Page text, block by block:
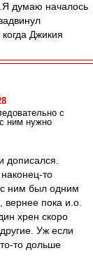
думаю началось
Джикия
с
ним нужно
дописался.
то
с ним был одним
пока и.о.
хрен скоро
Уж если
то дольше